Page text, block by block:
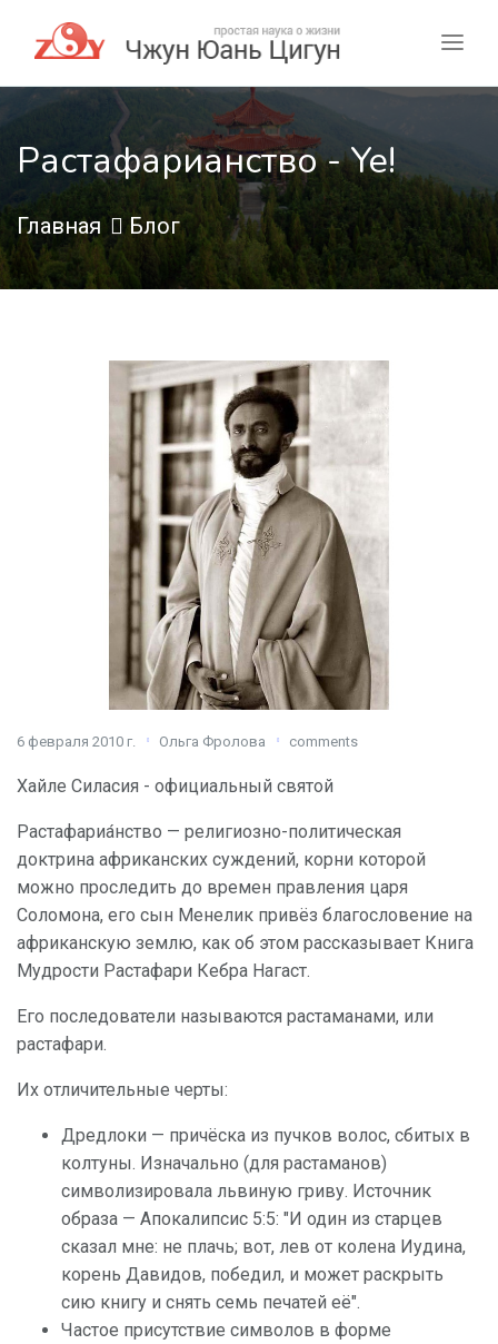
Растафарианство - Ye!
Главная Блог
6 февраля 2010 г. Ольга Фролова comments
Хайле Силасия - официальный святой
Растафариа́нство — религиозно-политическая
доктрина африканских суждений, корни которой
можно проследить до времен правления царя
Соломона, его сын Менелик привёз благословение на
африканскую землю, как об этом рассказывает Книга
Мудрости Растафари Кебра Нагаст.
Его последователи называются растаманами, или
растафари.
Их отличительные черты:
Дредлоки — причёска из пучков волос, сбитых в
колтуны. Изначально (для растаманов)
символизировала львиную гриву. Источник
образа — Апокалипсис 5:5: "И один из старцев
сказал мне: не плачь; вот, лев от колена Иудина,
корень Давидов, победил, и может раскрыть
сию книгу и снять семь печатей её".
Частое присутствие символов в форме